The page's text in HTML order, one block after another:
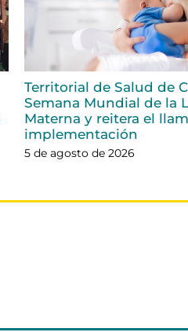
Territorial de Salud de
Semana Mundial de la
Materna y reitera el
implementación
5 de agosto de 2026